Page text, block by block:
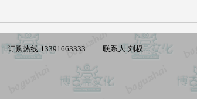
订购热线:13391663333 联系人:刘权